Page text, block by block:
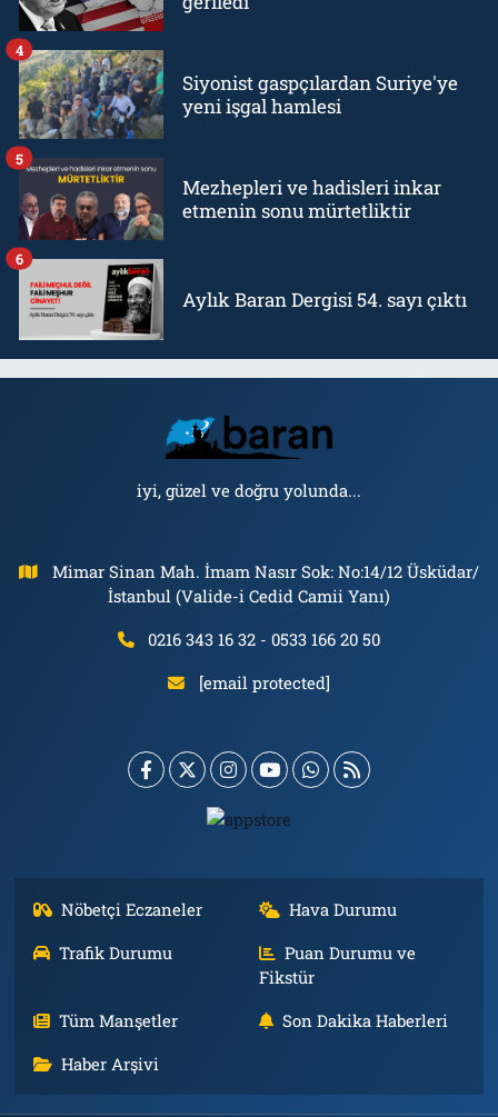
Siyonist gaspçılardan Suriye'ye
yeni işgal hamlesi
4
Mezhepleri ve hadisleri inkar
etmenin sonu mürtetliktir
5
Aylık Baran Dergisi 54. sayı çıktı
6
iyi, güzel ve doğru yolunda...
Mimar Sinan Mah. İmam Nasır Sok: No:14/12 Üsküdar/
İstanbul (Valide-i Cedid Camii Yanı)
0216 343 16 32 - 0533 166 20 50
[email protected]
Nöbetçi Eczaneler
Hava Durumu
Trafik Durumu
Puan Durumu ve
Fikstür
Tüm Manşetler
Son Dakika Haberleri
Haber Arşivi